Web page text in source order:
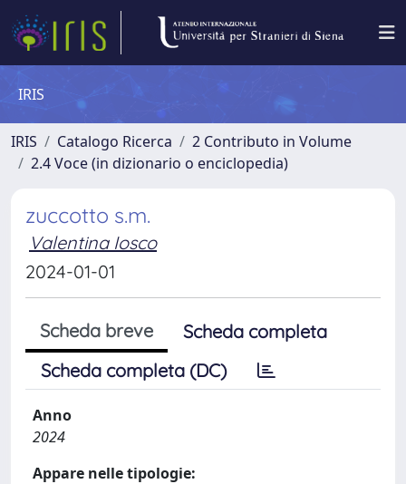
IRIS
IRIS Catalogo Ricerca
2 Contributo in Volume
2.4 Voce (in dizionario o enciclopedia)
zuccotto s.m.
Valentina Iosco
2024-01-01
Scheda breve
Scheda completa
Scheda completa (DC)
Anno
2024
Appare nelle tipologie: